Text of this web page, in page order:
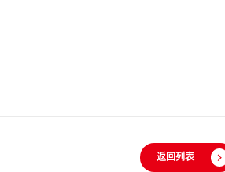
返回列表